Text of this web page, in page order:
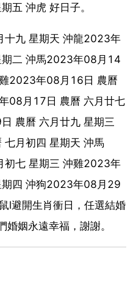
五 沖虎 好日子。
九 星期天 沖龍2023年
二 沖馬2023年08月14
2023年08月16日 農曆
08月17日 農曆 六月廿七
農曆 六月廿九 星期三
月初四 星期天 沖馬
七 星期三 沖雞2023年
四 沖狗2023年08月29
l避開生肖衝日，任選結婚
姻永遠幸福，謝謝。